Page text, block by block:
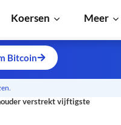
Koersen Meer
verstrekt vijftigste
Bitcoin